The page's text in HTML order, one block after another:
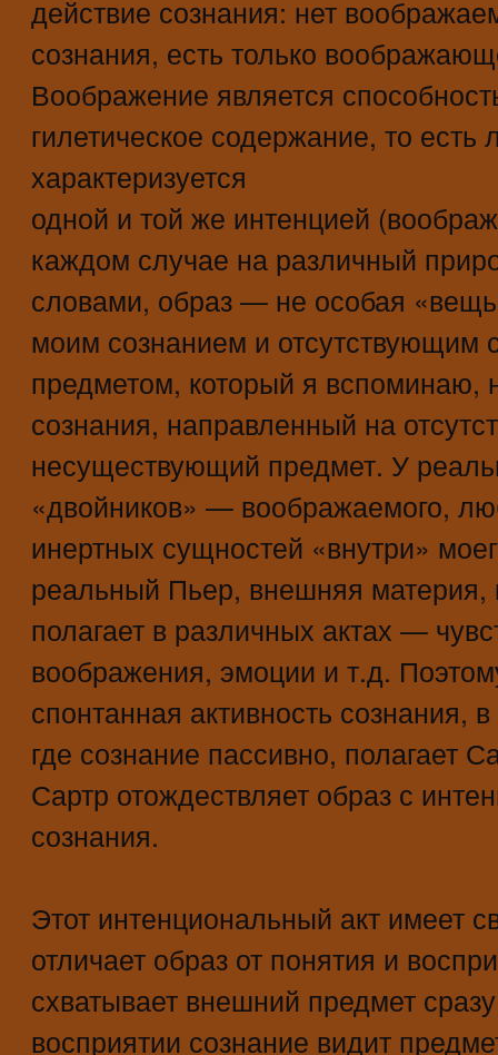
действие сознания: нет
сознания, есть только
Воображение является
гилетическое содержание, то есть
характеризуется
одной и той же интенцией
каждом случае на различный
словами, образ — не особая
моим сознанием и отсутствующим
предметом, который я вспоминаю,
сознания, направленный на
несуществующий предмет. У
«двойников» — воображаемого,
инертных сущностей «внутри»
реальный Пьер, внешняя материя,
полагает в различных актах —
воображения, эмоции и т.д.
спонтанная активность сознания,
где сознание пассивно, полагает
Сартр отождествляет образ с
сознания.
Этот интенциональный акт имеет
отличает образ от понятия и
схватывает внешний предмет
восприятии сознание видит